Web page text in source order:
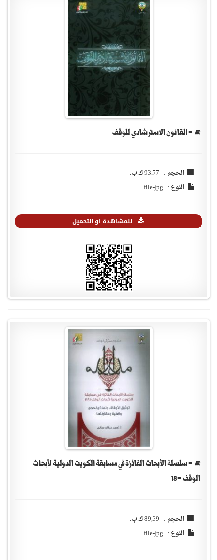
- القانون الاسترشادي للوقف
الحجم : 93,77 ك.ب.
النوع : file-jpg
- سلسلة الأبحاث الفائزة في مسابقة الكويت الدولية لأبحاث
الوقف -18
الحجم : 89,39 ك.ب.
النوع : file-jpg